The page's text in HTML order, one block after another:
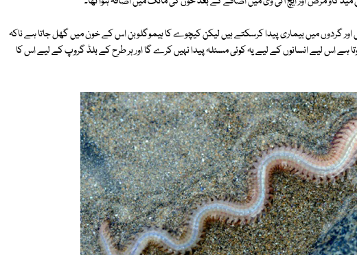
اور گردوں میں بیماری پیدا کرسکتے ہیں لیکن کیچوے کا ہیموگلوبن اس کے خون میں گھل جاتا ہے ناکہ
ہے اس لیے انسانوں کے لیے یہ کوئی مسئلہ پیدا نہیں کرے گا اور ہر طرح کے بلڈ گروپ کے لیے اس کا